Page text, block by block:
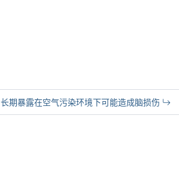
长期暴露在空气污染环境下可能造成脑损伤